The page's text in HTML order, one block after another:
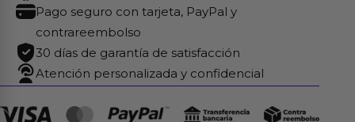
Pago seguro con tarjeta, PayPal y
contrareembolso
30 días de garantía de satisfacción
Atención personalizada y confidencial